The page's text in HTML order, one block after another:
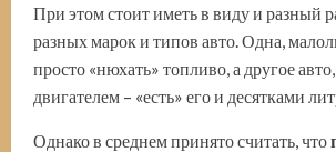
При этом стоит иметь в виду и разный
разных марок и типов авто. Одна,
просто «нюхать» топливо, а другое
двигателем – «есть» его и десятками
Однако в среднем принято считать, что